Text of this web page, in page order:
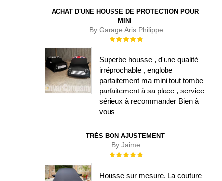
ACHAT D'UNE HOUSSE DE PROTECTION POUR
MINI
By:Garage Aris Philippe
Évaluation :
Superbe housse , d'une qualité
irréprochable , englobe
parfaitement ma mini tout tombe
parfaitement à sa place , service
sérieux à recommander Bien à
vous
TRÈS BON AJUSTEMENT
By:Jaime
Évaluation :
Housse sur mesure. La couture